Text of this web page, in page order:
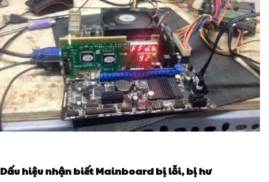
Dấu hiệu nhận biết Mainboard bị lỗi, bị hư